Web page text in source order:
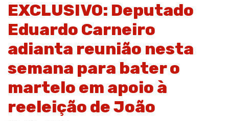
EXCLUSIVO: Deputado
Eduardo Carneiro
adianta reunião nesta
semana para bater o
martelo em apoio à
reeleição de João